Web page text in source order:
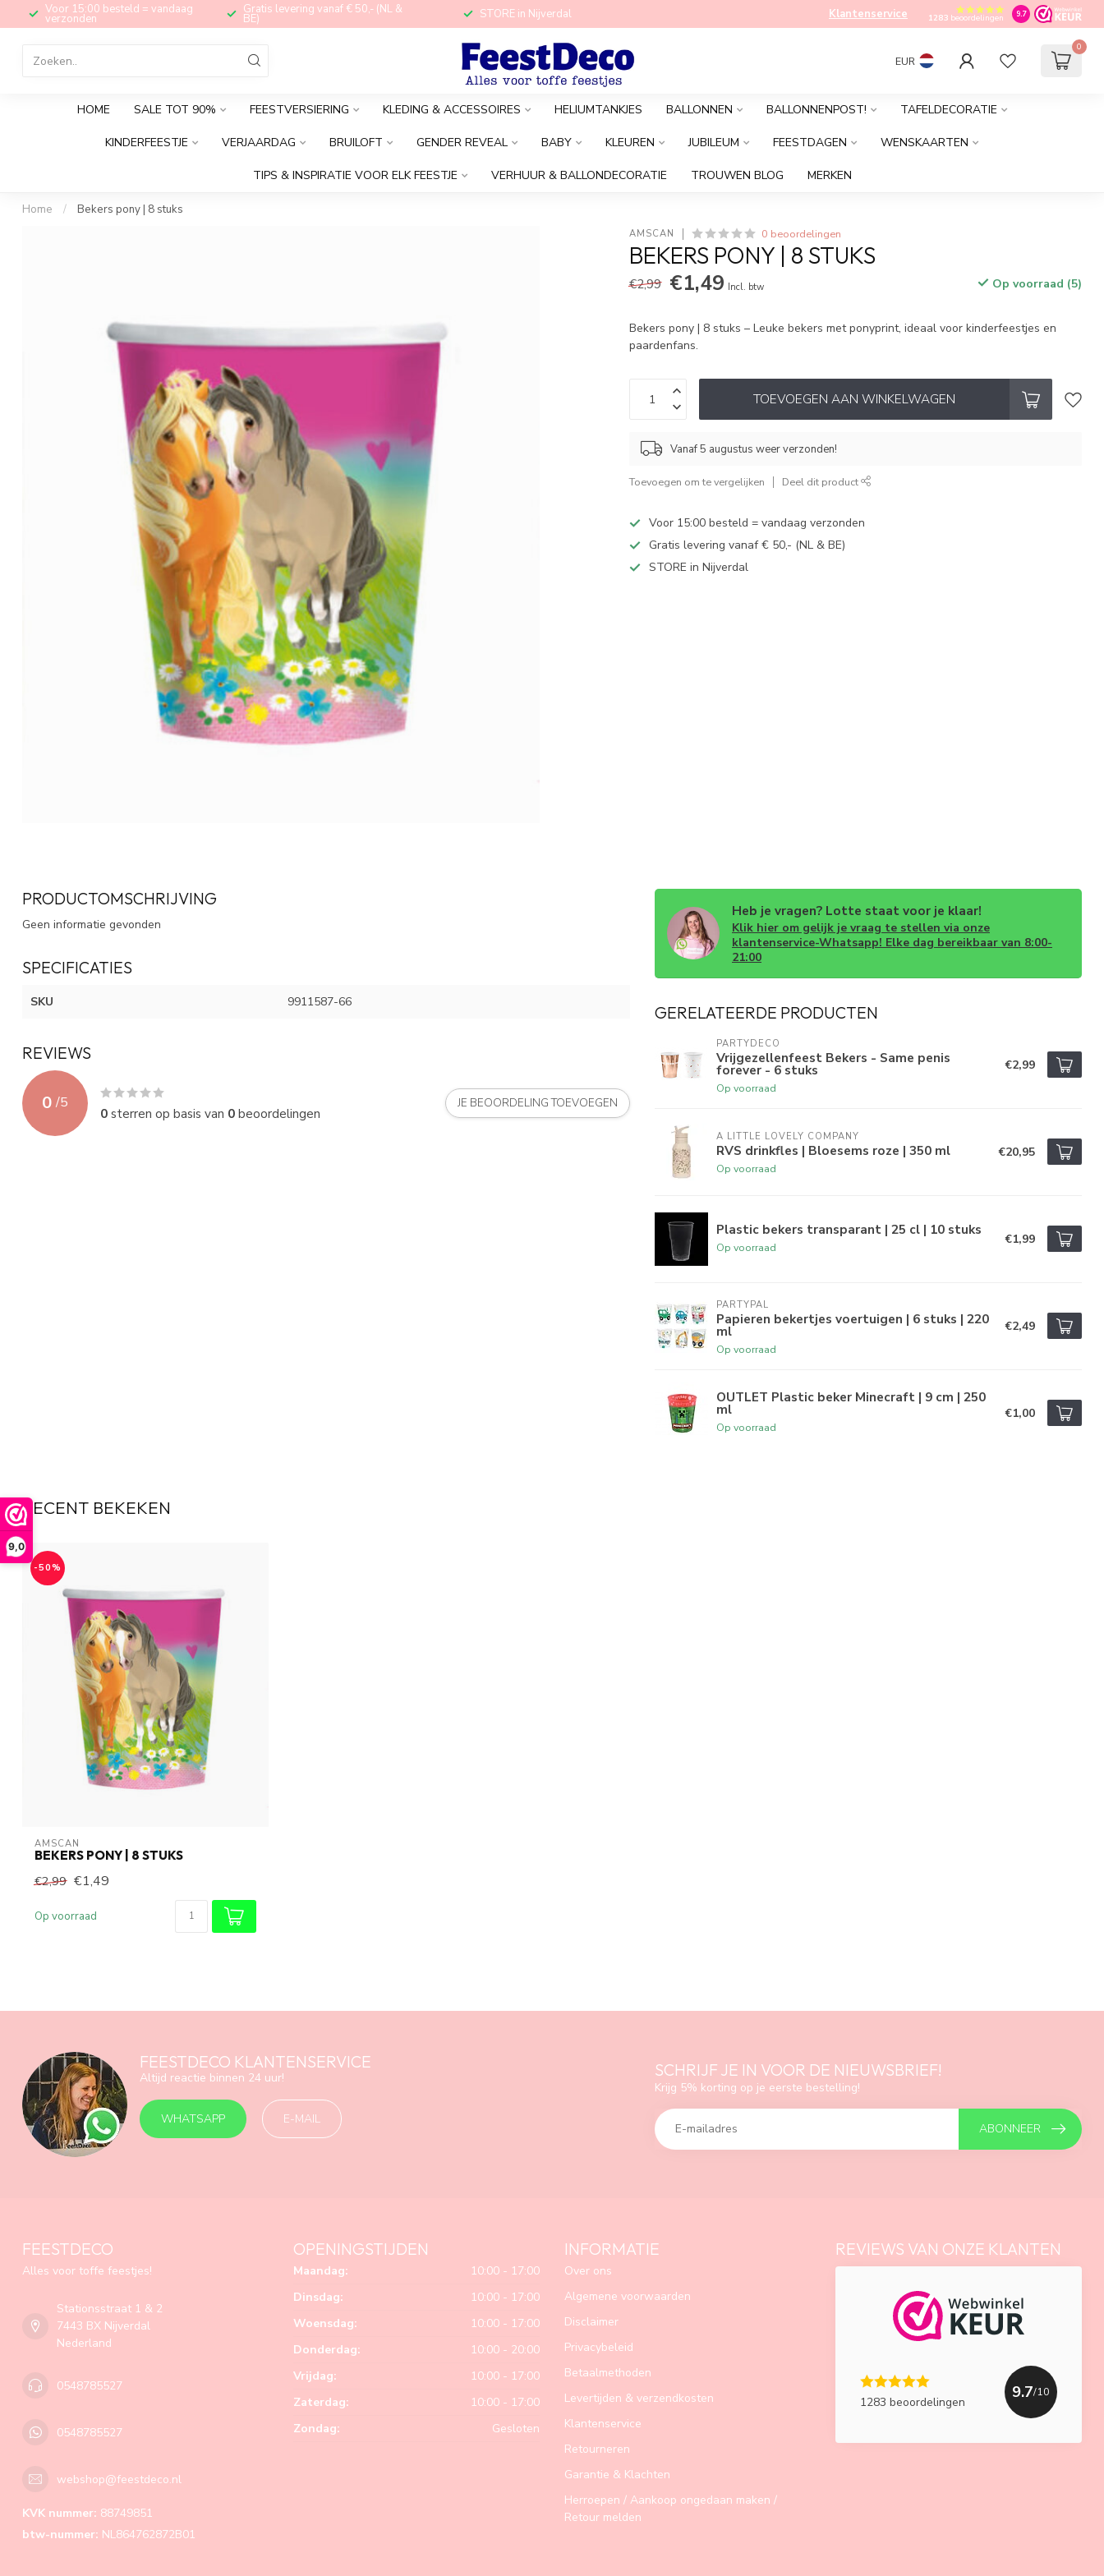
9,0
Voor 15:00 besteld = vandaag
verzonden
Gratis levering vanaf € 50,- (NL &
BE) STORE in Nijverdal Klantenservice 1283beoordelingen 9.7
EUR
0
HOME SALE TOT 90% FEESTVERSIERING KLEDING & ACCESSOIRES HELIUMTANKJES BALLONNEN BALLONNENPOST! TAFELDECORATIE
KINDERFEESTJE VERJAARDAG BRUILOFT GENDER REVEAL BABY KLEUREN JUBILEUM FEESTDAGEN WENSKAARTEN
TIPS & INSPIRATIE VOOR ELK FEESTJE VERHUUR & BALLONDECORATIE TROUWEN BLOG MERKEN
Home / Bekers pony | 8 stuks
AMSCAN 0 beoordelingen
BEKERS PONY | 8 STUKS
€2,99 €1,49 Incl. btw Op voorraad (5)
Bekers pony | 8 stuks – Leuke bekers met ponyprint, ideaal voor kinderfeestjes en
paardenfans.
TOEVOEGEN AAN WINKELWAGEN
Vanaf 5 augustus weer verzonden!
Toevoegen om te vergelijken Deel dit product
Voor 15:00 besteld = vandaag verzonden
Gratis levering vanaf € 50,- (NL & BE)
STORE in Nijverdal
PRODUCTOMSCHRIJVING
Geen informatie gevonden
SPECIFICATIES
SKU 9911587-66
REVIEWS
0 /5
0sterren op basis van 0beoordelingen
JE BEOORDELING TOEVOEGEN
Heb je vragen? Lotte staat voor je klaar!
Klik hier om gelijk je vraag te stellen via onze
klantenservice-Whatsapp! Elke dag bereikbaar van 8:00-
21:00
GERELATEERDE PRODUCTEN
PARTYDECO
Vrijgezellenfeest Bekers - Same penis
forever - 6 stuks
Op voorraad
€2,99
A LITTLE LOVELY COMPANY
RVS drinkfles | Bloesems roze | 350 ml
Op voorraad
€20,95
Plastic bekers transparant | 25 cl | 10 stuks
Op voorraad
€1,99
PARTYPAL
Papieren bekertjes voertuigen | 6 stuks | 220
ml
Op voorraad
€2,49
OUTLET Plastic beker Minecraft | 9 cm | 250
ml
Op voorraad
€1,00
RECENT BEKEKEN
-50%
AMSCAN
BEKERS PONY | 8 STUKS
€2,99 €1,49
Op voorraad
FEESTDECO KLANTENSERVICE
Altijd reactie binnen 24 uur!
WHATSAPP E-MAIL
SCHRIJF JE IN VOOR DE NIEUWSBRIEF!
Krijg 5% korting op je eerste bestelling!
ABONNEER
FEESTDECO
Alles voor toffe feestjes!
Stationsstraat 1 & 2
7443 BX Nijverdal
Nederland
0548785527
0548785527
webshop@feestdeco.nl
KVK nummer: 88749851
btw-nummer: NL864762872B01
OPENINGSTIJDEN
Maandag:
10:00 - 17:00
Dinsdag:
10:00 - 17:00
Woensdag:
10:00 - 17:00
Donderdag:
10:00 - 20:00
Vrijdag:
10:00 - 17:00
Zaterdag:
10:00 - 17:00
Zondag:
Gesloten
INFORMATIE
Over ons
Algemene voorwaarden
Disclaimer
Privacybeleid
Betaalmethoden
Levertijden & verzendkosten
Klantenservice
Retourneren
Garantie & Klachten
Herroepen / Aankoop ongedaan maken /
Retour melden
REVIEWS VAN ONZE KLANTEN
1283 beoordelingen
9.7/10